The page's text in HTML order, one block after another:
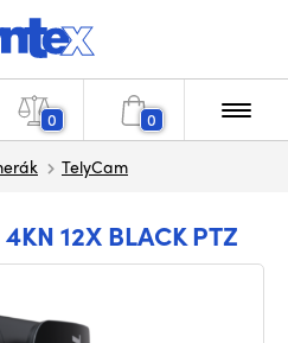
0 0
TelyCam
12X BLACK PTZ